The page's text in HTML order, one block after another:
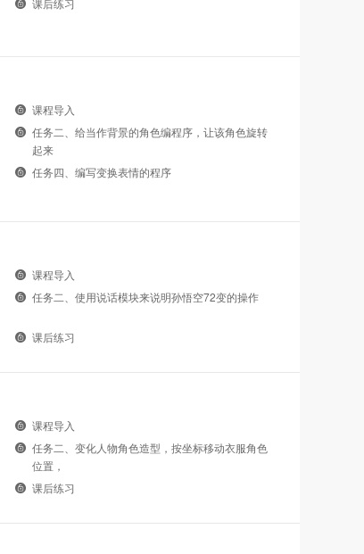
课后练习
课程导入
任务二、给当作背景的角色编程序，让该角色旋转
起来
任务四、编写变换表情的程序
课程导入
任务二、使用说话模块来说明孙悟空72变的操作
课后练习
课程导入
任务二、变化人物角色造型，按坐标移动衣服角色
位置，
课后练习